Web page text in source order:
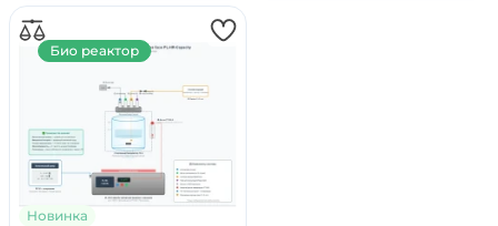
Новинка
Био реактор